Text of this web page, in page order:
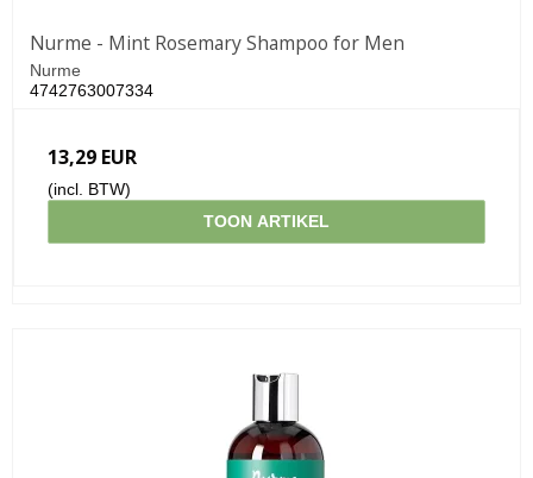
Nurme - Mint Rosemary Shampoo for Men
Nurme
4742763007334
13,29 EUR
(incl. BTW)
TOON ARTIKEL